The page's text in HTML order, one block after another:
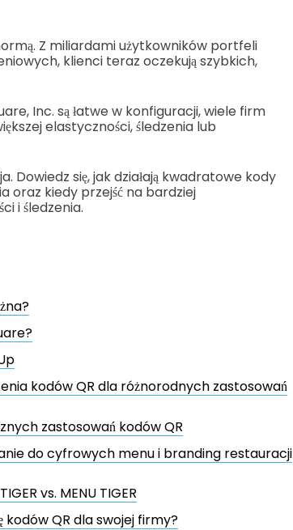
Z miliardami użytkowników portfeli
klienci teraz oczekują szybkich,
Inc. są łatwe w konfiguracji, wiele firm
elastyczności, śledzenia lub
się, jak działają kwadratowe kody
oraz kiedy przejść na bardziej
i śledzenia.
kodów QR dla różnorodnych zastosowań
zastosowań kodów QR
do cyfrowych menu i branding restauracji
vs. MENU TIGER
QR dla swojej firmy?